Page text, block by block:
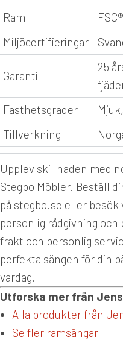
Ram
Miljöcertifieringar
Garanti
25
Fasthetsgrader
Tillverkning
Upplev skillnaden med
Stegbo Möbler. Beställ
på stegbo.se eller
personlig rådgivning
frakt och personlig
perfekta sängen för din
vardag.
Utforska mer från
Alla produkter från
Se fler ramsängar